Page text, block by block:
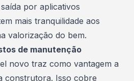
por aplicativos
mais tranquilidade aos
valorização do bem.
de manutenção
novo traz como vantagem a
construtora. Isso cobre